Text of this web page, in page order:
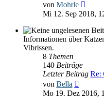
von Mohrle
Mi 12. Sep 2018,
Informationen über
Vibrissen.
8 Themen
140 Beiträge
Letzter Beitrag Re:
von Bella
Beitrag
Mo 19. Dez 2016,